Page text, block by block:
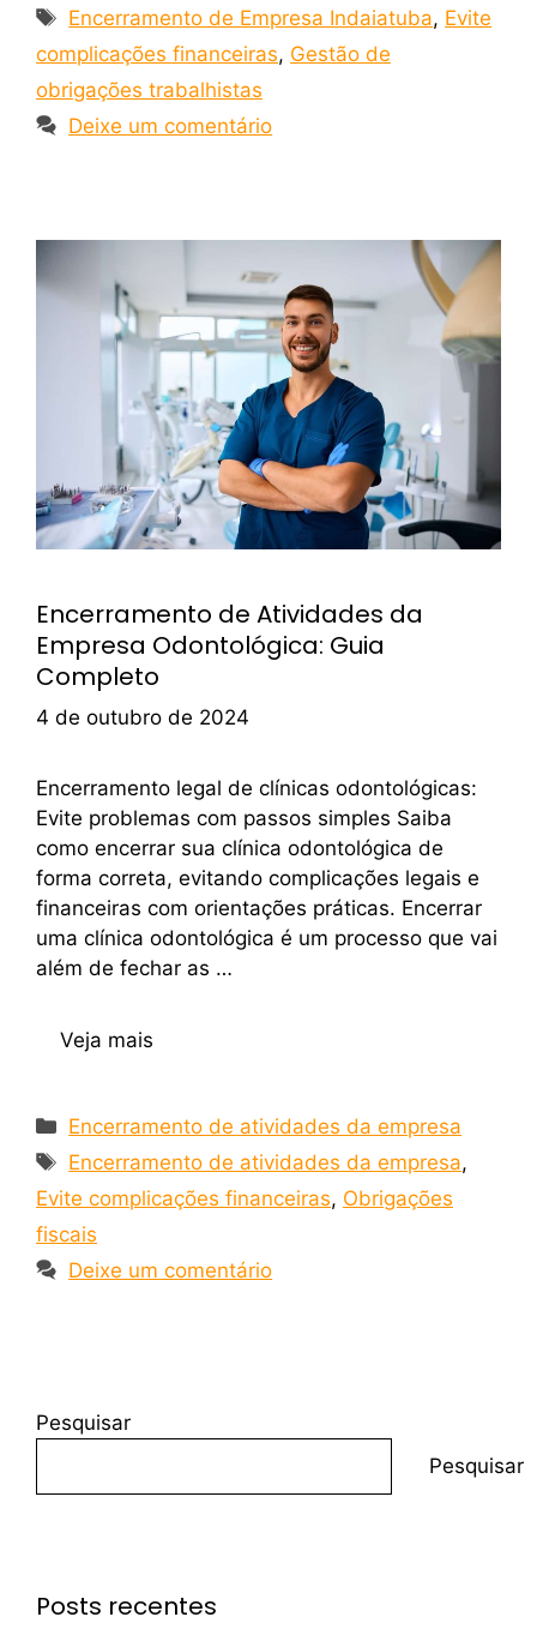
Encerramento de Empresa Indaiatuba, Evite
complicações financeiras, Gestão de
obrigações trabalhistas
Deixe um comentário
Encerramento de Atividades da
Empresa Odontológica: Guia
Completo
4 de outubro de 2024
Encerramento legal de clínicas odontológicas:
Evite problemas com passos simples Saiba
como encerrar sua clínica odontológica de
forma correta, evitando complicações legais e
financeiras com orientações práticas. Encerrar
uma clínica odontológica é um processo que vai
além de fechar as …
Veja mais
Encerramento de atividades da empresa
Encerramento de atividades da empresa,
Evite complicações financeiras, Obrigações
fiscais
Deixe um comentário
Pesquisar
Pesquisar
Posts recentes